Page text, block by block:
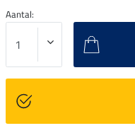
Aantal: